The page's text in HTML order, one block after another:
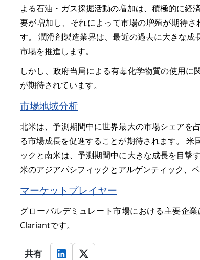
よる石油・ガス採掘活動の増加は、積極的に経
要が増加し、それによって市場の増殖が期待
す。 潤滑剤製造業界は、最近の過去に大きな
市場を推進します。
しかし、政府当局による有毒化学物質の使用
が期待されています。
市場地域分析
北米は、予測期間中に世界最大の市場シェアを
る市場成長を促進することが期待されます。
ックと南米は、予測期間中に大きな成長を目撃
米のアジアパシフィックとアルゲンティック、
マーケットプレイヤー
グローバルデミュレート市場における主要企
Clariantです。
共有